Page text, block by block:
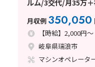
月収例 350,050
【時給】2,000円～
岐阜県瑞浪市
マシンオペレータ